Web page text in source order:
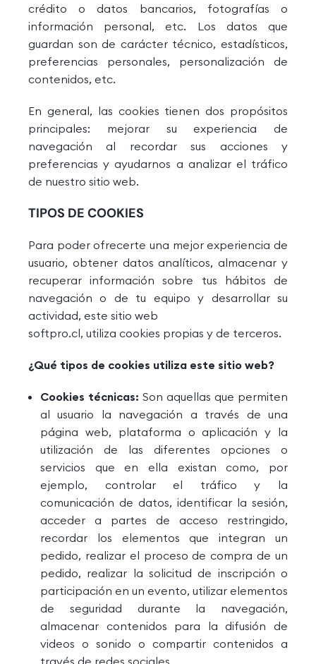
crédito o datos bancarios, fotografías o
información personal, etc. Los datos que
guardan son de carácter técnico, estadísticos,
preferencias personales, personalización de
contenidos, etc.
En general, las cookies tienen dos propósitos
principales: mejorar su experiencia de
navegación al recordar sus acciones y
preferencias y ayudarnos a analizar el tráfico
de nuestro sitio web.
TIPOS DE COOKIES
Para poder ofrecerte una mejor experiencia de
usuario, obtener datos analíticos, almacenar y
recuperar información sobre tus hábitos de
navegación o de tu equipo y desarrollar su
actividad, este sitio web
softpro.cl, utiliza cookies propias y de terceros.
¿Qué tipos de cookies utiliza este sitio web?
Cookies técnicas: Son aquellas que permiten
al usuario la navegación a través de una
página web, plataforma o aplicación y la
utilización de las diferentes opciones o
servicios que en ella existan como, por
ejemplo, controlar el tráfico y la
comunicación de datos, identificar la sesión,
acceder a partes de acceso restringido,
recordar los elementos que integran un
pedido, realizar el proceso de compra de un
pedido, realizar la solicitud de inscripción o
participación en un evento, utilizar elementos
de seguridad durante la navegación,
almacenar contenidos para la difusión de
videos o sonido o compartir contenidos a
través de redes sociales.